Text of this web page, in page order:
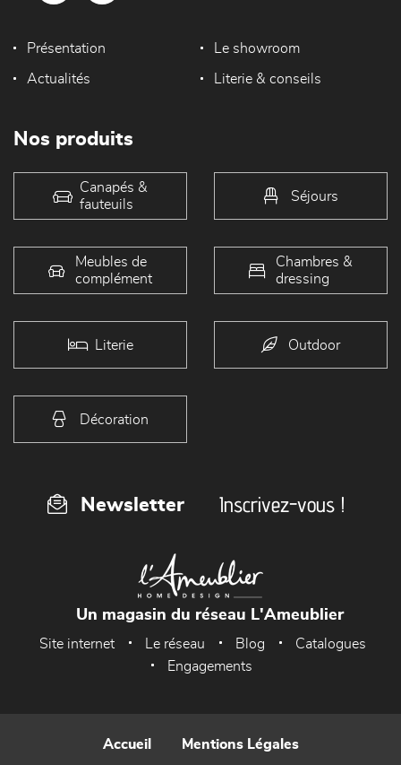
Présentation Le showroom
Actualités Literie & conseils
Nos produits
Canapés &
fauteuils
Séjours
Meubles de
complément
Chambres &
dressing
Literie Outdoor
Décoration
Newsletter Inscrivez-vous !
Un magasin du réseau L'Ameublier
Site internet Le réseau Blog
Catalogues
Engagements
Accueil Mentions Légales